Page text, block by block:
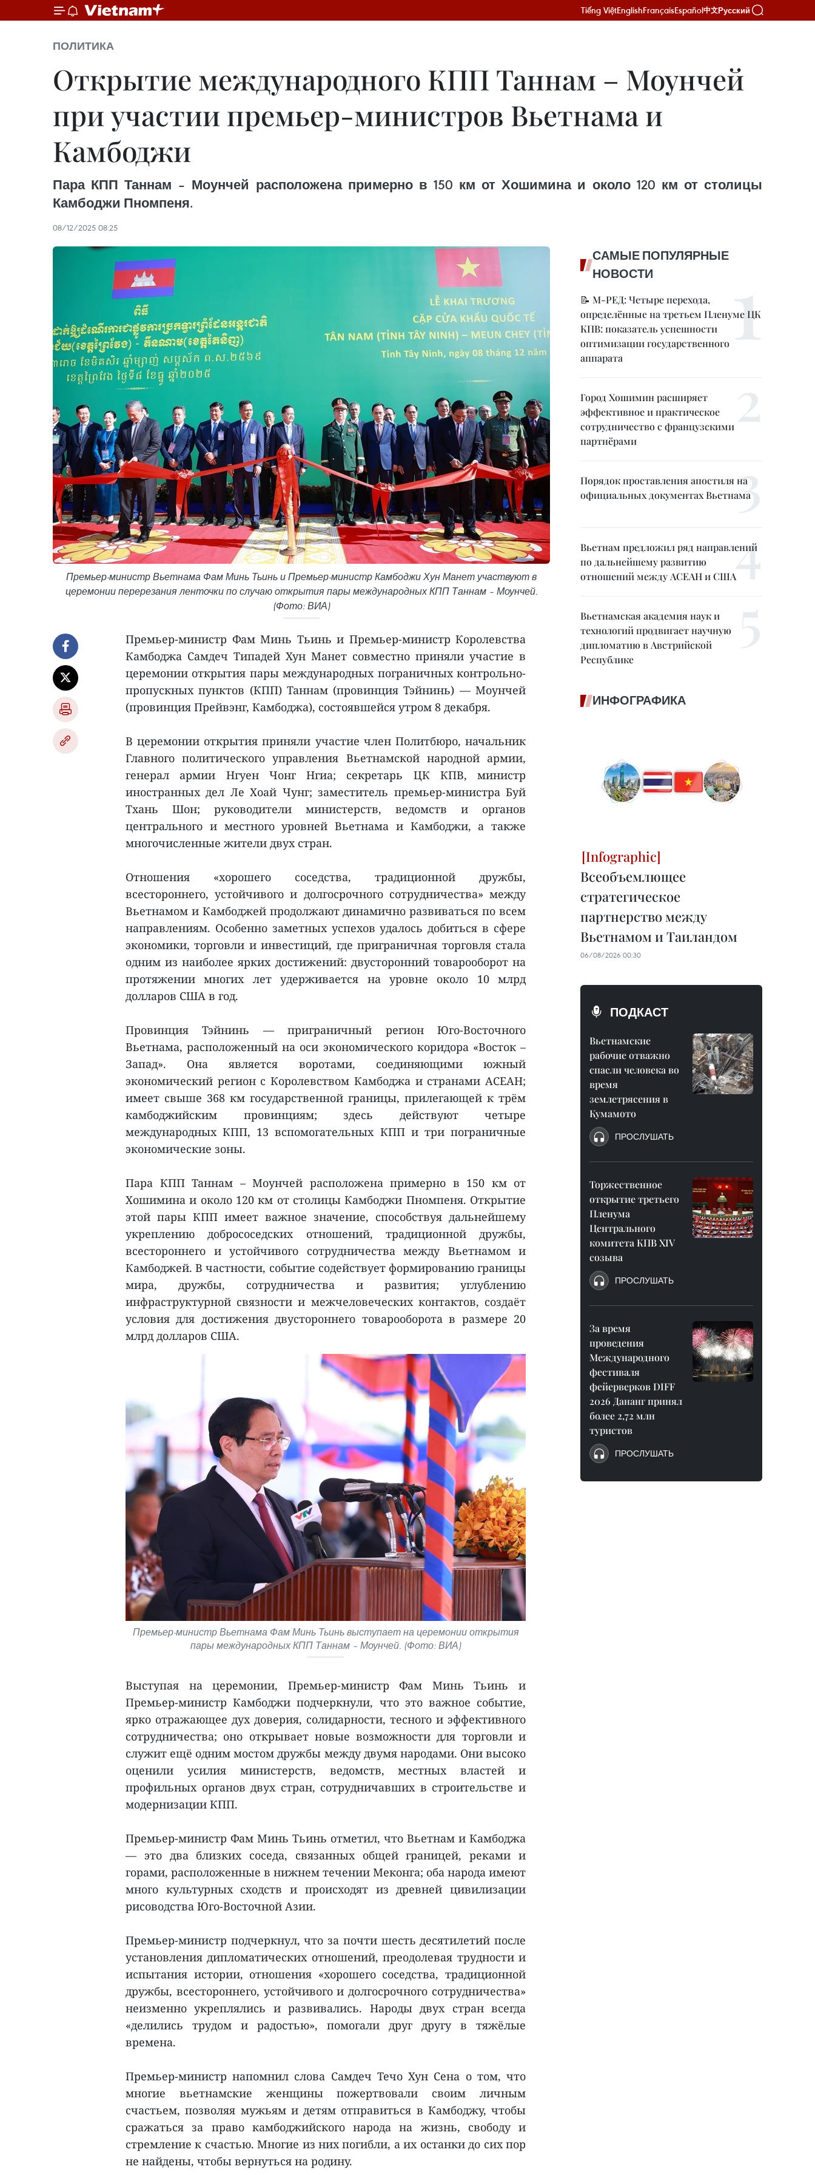
Tiếng ViệtEnglishFrançaisEspañol中文Русский
ПОЛИТИКА
Открытие международного КПП Таннам – Моунчей
при участии премьер-министров Вьетнама и
Камбоджи
Пара КПП Таннам – Моунчей расположена примерно в 150 км от Хошимина и около 120 км от столицы
Камбоджи Пномпеня.
08/12/2025 08:25
Премьер-министр Вьетнама Фам Минь Тьинь и Премьер-министр Камбоджи Хун Манет участвуют в
церемонии перерезания ленточки по случаю открытия пары международных КПП Таннам – Моунчей.
(Фото: ВИА)
Премьер-министр Фам Минь Тьинь и Премьер-министр Королевства
Камбоджа Самдеч Типадей Хун Манет совместно приняли участие в
церемонии открытия пары международных пограничных контрольно-
пропускных пунктов (КПП) Таннам (провинция Тэйнинь) — Моунчей
(провинция Прейвэнг, Камбоджа), состоявшейся утром 8 декабря.
В церемонии открытия приняли участие член Политбюро, начальник
Главного политического управления Вьетнамской народной армии,
генерал армии Нгуен Чонг Нгиа; секретарь ЦК КПВ, министр
иностранных дел Ле Хоай Чунг; заместитель премьер-министра Буй
Тхань Шон; руководители министерств, ведомств и органов
центрального и местного уровней Вьетнама и Камбоджи, а также
многочисленные жители двух стран.
Отношения «хорошего соседства, традиционной дружбы,
всестороннего, устойчивого и долгосрочного сотрудничества» между
Вьетнамом и Камбоджей продолжают динамично развиваться по всем
направлениям. Особенно заметных успехов удалось добиться в сфере
экономики, торговли и инвестиций, где приграничная торговля стала
одним из наиболее ярких достижений: двусторонний товарооборот на
протяжении многих лет удерживается на уровне около 10 млрд
долларов США в год.
Провинция Тэйнинь — приграничный регион Юго-Восточного
Вьетнама, расположенный на оси экономического коридора «Восток –
Запад». Она является воротами, соединяющими южный
экономический регион с Королевством Камбоджа и странами АСЕАН;
имеет свыше 368 км государственной границы, прилегающей к трём
камбоджийским провинциям; здесь действуют четыре
международных КПП, 13 вспомогательных КПП и три пограничные
экономические зоны.
Пара КПП Таннам – Моунчей расположена примерно в 150 км от
Хошимина и около 120 км от столицы Камбоджи Пномпеня. Открытие
этой пары КПП имеет важное значение, способствуя дальнейшему
укреплению добрососедских отношений, традиционной дружбы,
всестороннего и устойчивого сотрудничества между Вьетнамом и
Камбоджей. В частности, событие содействует формированию границы
мира, дружбы, сотрудничества и развития; углублению
инфраструктурной связности и межчеловеческих контактов, создаёт
условия для достижения двустороннего товарооборота в размере 20
млрд долларов США.
Премьер-министр Вьетнама Фам Минь Тьинь выступает на церемонии открытия
пары международных КПП Таннам – Моунчей. (Фото: ВИА)
Выступая на церемонии, Премьер-министр Фам Минь Тьинь и
Премьер-министр Камбоджи подчеркнули, что это важное событие,
ярко отражающее дух доверия, солидарности, тесного и эффективного
сотрудничества; оно открывает новые возможности для торговли и
служит ещё одним мостом дружбы между двумя народами. Они высоко
оценили усилия министерств, ведомств, местных властей и
профильных органов двух стран, сотрудничавших в строительстве и
модернизации КПП.
Премьер-министр Фам Минь Тьинь отметил, что Вьетнам и Камбоджа
— это два близких соседа, связанных общей границей, реками и
горами, расположенные в нижнем течении Меконга; оба народа имеют
много культурных сходств и происходят из древней цивилизации
рисоводства Юго-Восточной Азии.
Премьер-министр подчеркнул, что за почти шесть десятилетий после
установления дипломатических отношений, преодолевая трудности и
испытания истории, отношения «хорошего соседства, традиционной
дружбы, всестороннего, устойчивого и долгосрочного сотрудничества»
неизменно укреплялись и развивались. Народы двух стран всегда
«делились трудом и радостью», помогали друг другу в тяжёлые
времена.
Премьер-министр напомнил слова Самдеч Течо Хун Сена о том, что
многие вьетнамские женщины пожертвовали своим личным
счастьем, позволяя мужьям и детям отправиться в Камбоджу, чтобы
сражаться за право камбоджийского народа на жизнь, свободу и
стремление к счастью. Многие из них погибли, а их останки до сих пор
не найдены, чтобы вернуться на родину.
САМЫЕ ПОПУЛЯРНЫЕ
НОВОСТИ
📝 М-РЕД: Четыре перехода,
определённые на третьем Пленуме ЦК
КПВ: показатель успешности
оптимизации государственного
аппарата
Город Хошимин расширяет
эффективное и практическое
сотрудничество с французскими
партнёрами
Порядок проставления апостиля на
официальных документах Вьетнама
Вьетнам предложил ряд направлений
по дальнейшему развитию
отношений между АСЕАН и США
Вьетнамская академия наук и
технологий продвигает научную
дипломатию в Австрийской
Республике
ИНФОГРАФИКА
Всеобъемлющее
стратегическое
партнерство между
Вьетнамом и Таиландом
06/08/2026 00:30
ПОДКАСТ
Вьетнамские
рабочие отважно
спасли человека во
время
землетрясения в
Кумамото
ПРОСЛУШАТЬ
Торжественное
открытие третьего
Пленума
Центрального
комитета КПВ XIV
созыва
ПРОСЛУШАТЬ
За время
проведения
Международного
фестиваля
фейерверков DIFF
2026 Дананг принял
более 2,72 млн
туристов
ПРОСЛУШАТЬ